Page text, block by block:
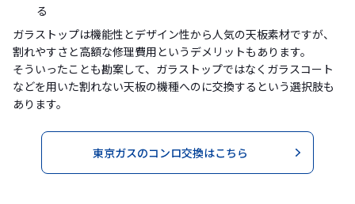
る
ガラストップは機能性とデザイン性から人気の天板素材ですが、
割れやすさと高額な修理費用というデメリットもあります。
そういったことも勘案して、ガラストップではなくガラスコート
などを用いた割れない天板の機種へのに交換するという選択肢も
あります。
東京ガスのコンロ交換はこちら